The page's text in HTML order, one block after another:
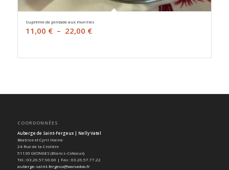
Suprême de pintade aux morilles
11,00 € – 22,00 €Plage
COORDONNÉES
Auberge de Saint-Fergeux | Nelly Vatel
Béatrice et Cyril Haine
24 Rue de la Crolière
51130 GIONGES (Blancs-Coteaux)
Tél.: 03.26.57.90.60 | Fax : 03.26.57.77.22
auberge-saint-fergeux@wanadoo.fr